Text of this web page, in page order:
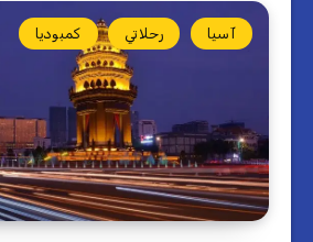
آسيا رحلاتي كمبوديا